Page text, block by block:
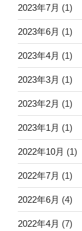
2023年7月 (1)
2023年6月 (1)
2023年4月 (1)
2023年3月 (1)
2023年2月 (1)
2023年1月 (1)
2022年10月 (1)
2022年7月 (1)
2022年6月 (4)
2022年4月 (7)